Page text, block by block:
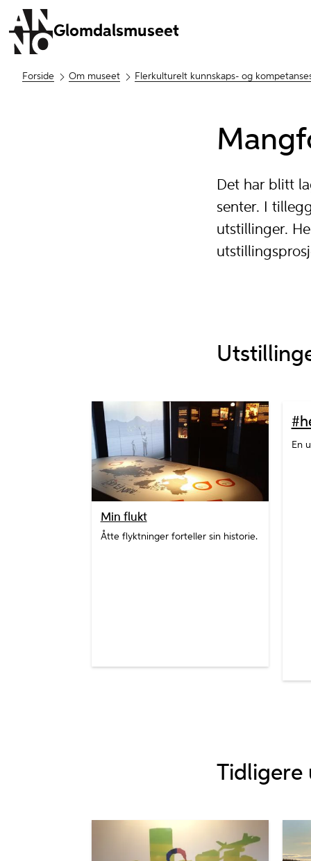
Glomdalsmuseet
Forside Om museet Flerkulturelt kunnskaps- og
Det har blitt
senter. I
utstillinger.
Min flukt
Åtte flyktninger forteller sin historie.
En